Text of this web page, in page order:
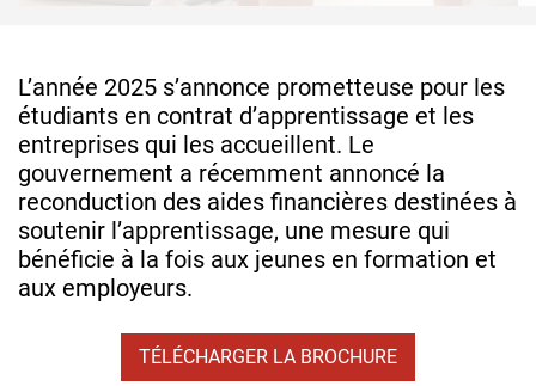
L’année 2025 s’annonce prometteuse pour les
étudiants en contrat d’apprentissage et les
entreprises qui les accueillent. Le
gouvernement a récemment annoncé la
reconduction des aides financières destinées à
soutenir l’apprentissage, une mesure qui
bénéficie à la fois aux jeunes en formation et
aux employeurs.
TÉLÉCHARGER LA BROCHURE